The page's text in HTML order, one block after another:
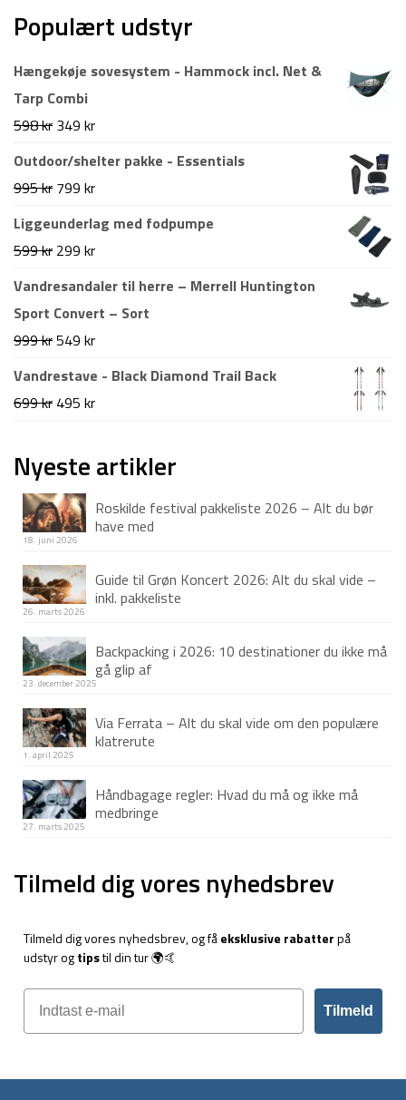
Populært udstyr
Hængekøje sovesystem - Hammock incl. Net &
Tarp Combi
598kr Den
oprindelige
pris
598 kr.
349 krDen
aktuelle
349 kr.
Outdoor/shelter pakke - Essentials
995kr Den
oprindelige
pris
995 kr.
799 krDen
aktuelle
799 kr.
Liggeunderlag med fodpumpe
599kr Den
oprindelige
pris
var:
299 krDen
aktuelle
Vandresandaler til herre – Merrell Huntington
Sport Convert – Sort
999kr Den
oprindelige
pris
549 krDen
aktuelle
Vandrestave - Black Diamond Trail Back
699kr Den
pris
699 kr.
495 krDen
495 kr.
Nyeste artikler
Roskilde festival pakkeliste 2026 – Alt du bør
have med
18. juni 2026
Guide til Grøn Koncert 2026: Alt du skal vide –
inkl. pakkeliste
26. marts 2026
Backpacking i 2026: 10 destinationer du ikke må
gå glip af
23. december 2025
Via Ferrata – Alt du skal vide om den populære
klatrerute
1. april 2025
Håndbagage regler: Hvad du må og ikke må
medbringe
27. marts 2025
Tilmeld dig vores nyhedsbrev
Tilmeld dig vores nyhedsbrev, og fåeksklusive rabatterpå
udstyr ogtipstil din tur 🌍🤙
Tilmeld